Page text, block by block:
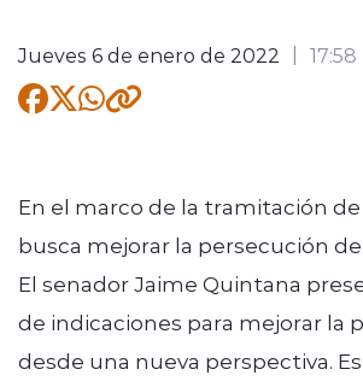
Entrevistas
Jueves 6 de enero de 2022 17:58
En el marco de la tramitación
busca mejorar la persecución
El senador Jaime Quintana
de indicaciones para mejorar la
desde una nueva perspectiva.